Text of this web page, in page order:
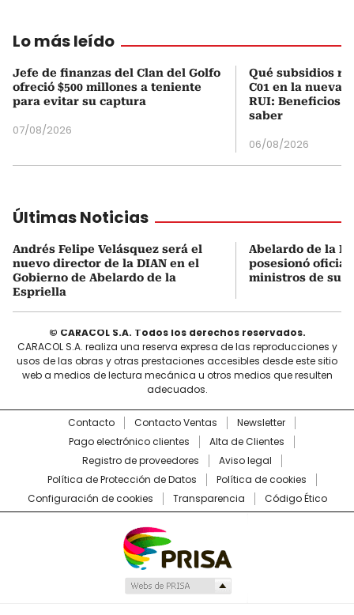
Lo más leído
Jefe de finanzas del Clan del Golfo
ofreció $500 millones a teniente
para evitar su captura
07/08/2026
Qué subsidios
C01 en la nueva
RUI: Beneficios
saber
06/08/2026
Últimas Noticias
Andrés Felipe Velásquez será el
nuevo director de la DIAN en el
Gobierno de Abelardo de la
Espriella
Abelardo de la
posesionó
ministros de su
© CARACOL S.A. Todos los derechos reservados.
CARACOL S.A. realiza una reserva expresa de las reproducciones y
usos de las obras y otras prestaciones accesibles desde este sitio
web a medios de lectura mecánica u otros medios que resulten
adecuados.
Contacto Contacto Ventas
Newsletter
Pago electrónico clientes
Alta de Clientes
Registro de proveedores
Aviso legal
Política de Protección de Datos
Política de cookies
Configuración de cookies
Transparencia Código Ético